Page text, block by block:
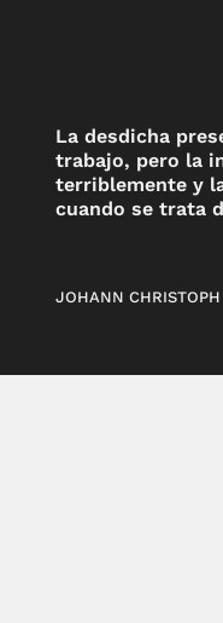
La desdicha
trabajo, pero la
terriblemente y
cuando se trata
JOHANN